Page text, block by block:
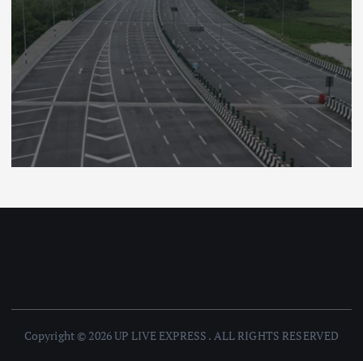
Copyright © 2026 UP LIVE EXPRESS . ALL RIGHTS RESERVED